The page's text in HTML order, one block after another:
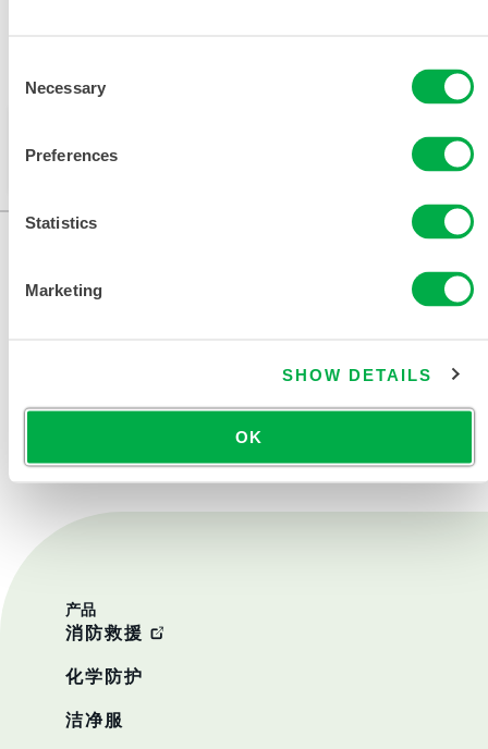
Selection
Necessary
Preferences
Statistics
Marketing
SHOW DETAILS
OK
可在以下销售区域购买：中国、亚洲。
此产品通常不在您所在的区域销售。您可以在页面顶部
联系我们
产品
消防救援
化学防护
洁净服